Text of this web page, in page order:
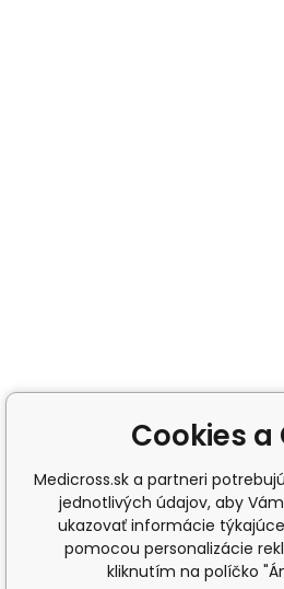
Cookies a
Medicross.sk a partneri
jednotlivých údajov, aby
ukazovať informácie
pomocou personalizácie
kliknutím na políčko